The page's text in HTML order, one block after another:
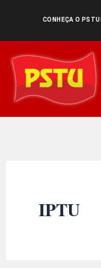
conteúdo
CONHEÇA O PSTU
IPTU